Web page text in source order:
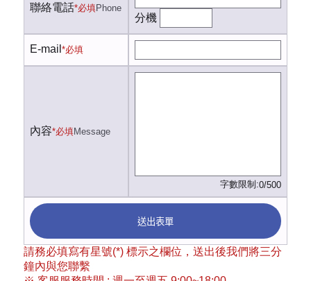
聯絡電話*必填Phone
分機
E-mail *必填
內容*必填Message
字數限制:0/500
送出表單
請務必填寫有星號(*) 標示之欄位，送出後我們將三分
鐘內與您聯繫